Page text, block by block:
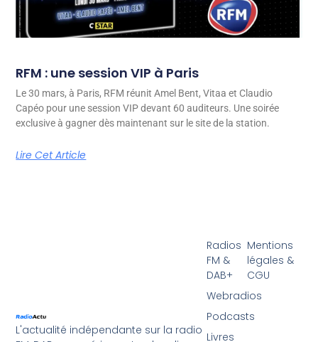
RFM : une session VIP à Paris
Le 30 mars, à Paris, RFM réunit Amel Bent, Vitaa et Claudio
Capéo pour une session VIP devant 60 auditeurs. Une soirée
exclusive à gagner dès maintenant sur le site de la station.
Lire Cet Article
L'actualité indépendante sur la radio
Radios
FM &
DAB+
Webradios
Podcasts
Livres
Mentions
légales &
CGU